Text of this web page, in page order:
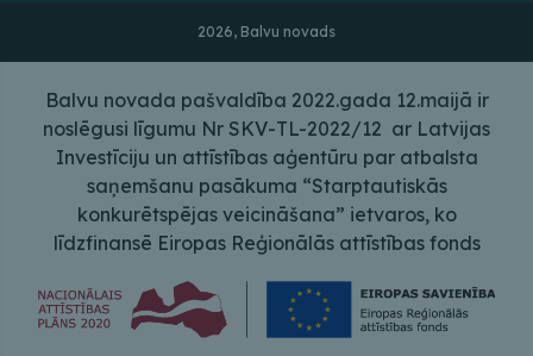
2026, Balvu novads
Balvu novada pašvaldība 2022.gada 12.maijā ir
noslēgusi līgumu Nr SKV-TL-2022/12 ar Latvijas
Investīciju un attīstības aģentūru par atbalsta
saņemšanu pasākuma “Starptautiskās
konkurētspējas veicināšana” ietvaros, ko
līdzfinansē Eiropas Reģionālās attīstības fonds